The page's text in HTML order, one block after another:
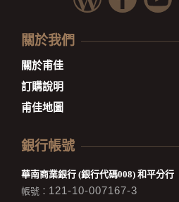
關於我們
關於甫佳
訂購說明
甫佳地圖
銀行帳號
華南商業銀行 (銀行代碼008) 和平分行
帳號： 121-10-007167-3